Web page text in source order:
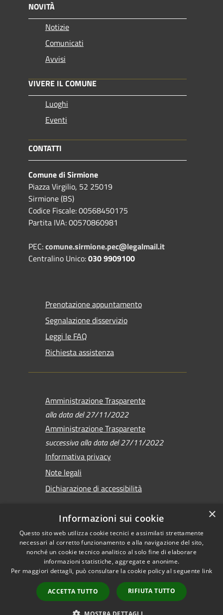
NOVITÀ
Notizie
Comunicati
Avvisi
VIVERE IL COMUNE
Luoghi
Eventi
CONTATTI
Comune di Sirmione
Piazza Virgilio, 52 25019
Sirmione (BS)
Codice Fiscale: 00568450175
Partita IVA: 00570860981
PEC:comune.sirmione.pec@legalmail.it
Centralino Unico:030 9909100
Prenotazione appuntamento
Segnalazione disservizio
Leggi le FAQ
Richiesta assistenza
Amministrazione Trasparente
alla data del 27/11/2022
Amministrazione Trasparente
successiva alla data del 27/11/2022
Informativa privacy
Note legali
Dichiarazione di accessibilità
RSS
Accessibilità
Privacy
Cookie
Mappa del sito
Versione
Copyright © 2026 •
Comune di Sirmione •
Powered by
Municipium•
Accesso redazione
×
Informazioni sui cookie
Questo sito web utilizza cookie tecnici e assimilati strettamente
necessari al corretto funzionamento e alla navigazione del sito,
nonché un cookie tecnico analitico al solo fine di elaborare
informazioni statistiche, aggregate e anonime.
Per maggiori dettagli, può consultare la cookie policy al seguente link
ACCETTA TUTTO RIFIUTA TUTTO